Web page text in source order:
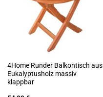
4Home Runder Balkontisch aus
Eukalyptusholz massiv
klappbar